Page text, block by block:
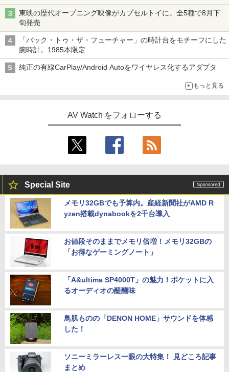
東映の歴代オープニング映像がカプセルトイに。全5種で8月下
旬発売
「バック・トゥ・ザ・フューチャー」の時計台をモチーフにした
腕時計。1985本限定
純正の有線CarPlay/Android Autoをワイヤレス化するアダプタ
もっと見る
AV Watch をフォローする
Special Site
メモリ32GBでも予算内。産経新聞社がAMD R
yzen搭載dynabookを2千台導入
お値段そのままでメモリ倍増！メモリ32GBの
「お得なゲーミングノート」
「A&ultima SP4000T」の魅力！ポケットに入
るオーディオの醍醐味
鳥肌ものの「DENON HOME」サウンドを体感
した！
ソニーミラーレス一眼の大特集！ 見どころ記事
まとめ